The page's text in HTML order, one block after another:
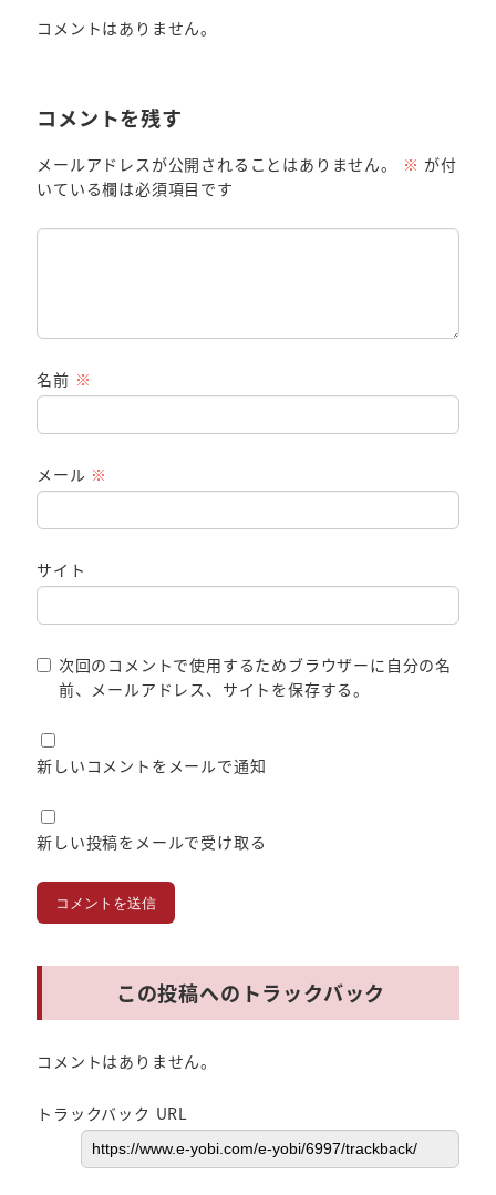
コメントはありません。
コメントを残す
メールアドレスが公開されることはありません。 ※ が付
いている欄は必須項目です
名前 ※
メール ※
サイト
次回のコメントで使用するためブラウザーに自分の名
前、メールアドレス、サイトを保存する。
新しいコメントをメールで通知
新しい投稿をメールで受け取る
この投稿へのトラックバック
コメントはありません。
トラックバック URL